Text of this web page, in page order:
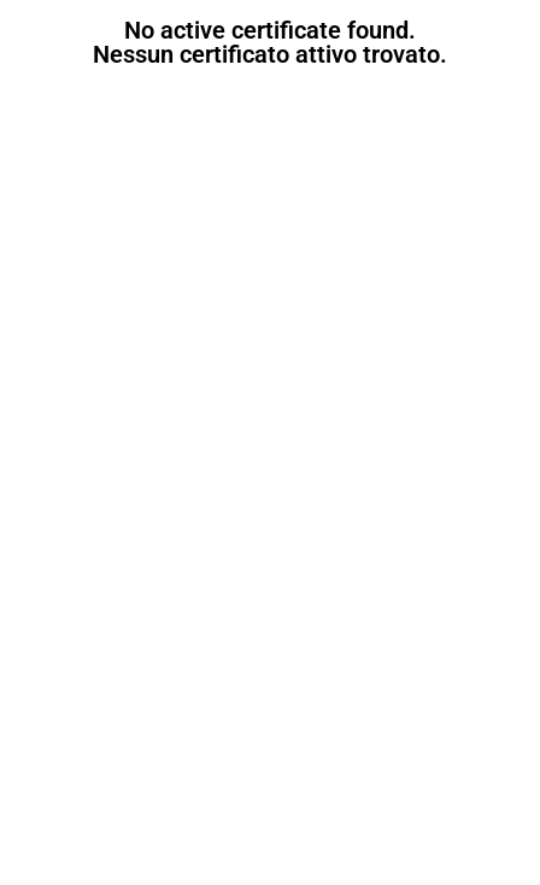
No active certificate found.
Nessun certificato attivo trovato.